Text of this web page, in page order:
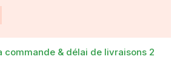
commande & délai de livraisons 2